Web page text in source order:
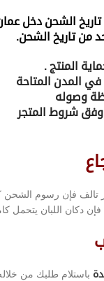
المنتج .
في المدن المتاحة
وصوله
شروط المتجر
فإن رسوم الشحن
فإن دكان اللبان يتحمل
باستلام طلبك من خلاله أو